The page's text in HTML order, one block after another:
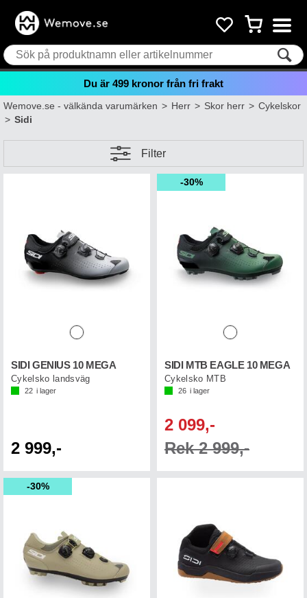
Du är 499 kronor från fri frakt
Wemove.se - välkända varumärken>Herr>Skor herr>Cykelskor
>Sidi
Filter
SIDI GENIUS 10 MEGA
Cykelsko landsväg
22 i lager
2 999,-
30%
SIDI MTB EAGLE 10 MEGA
Cykelsko MTB
26 i lager
2 099,-
Rek 2 999,-
30%